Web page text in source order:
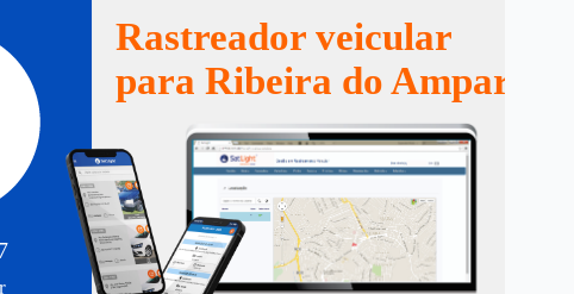
Rastreador veicular
para Ribeira do Amparo